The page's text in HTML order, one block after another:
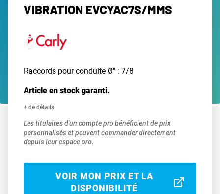
VIBRATION EVCYAC7S/MMS
Raccords pour conduite Ø" : 7/8
Article en stock garanti.
+ de détails
Les titulaires d'un compte pro bénéficient de prix
personnalisés et peuvent commander directement
depuis leur espace pro.
VOIR MON PRIX ET LA
DISPONIBILITÉ